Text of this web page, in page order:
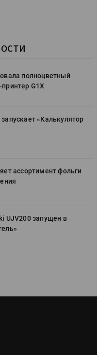
полноцветный
G1X
«Калькулятор
ассортимент фольги
UJV200 запущен в